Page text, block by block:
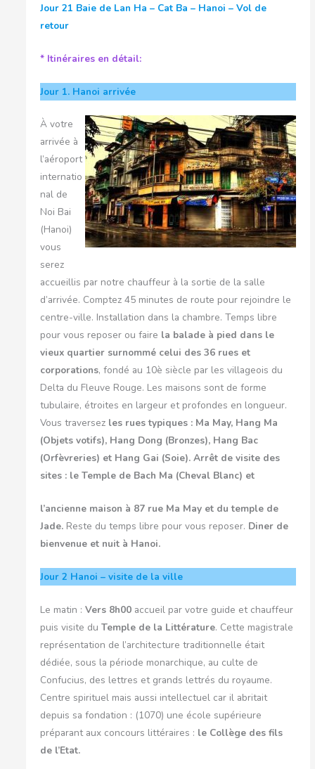
Jour 21 Baie de Lan Ha – Cat Ba – Hanoi – Vol de
retour
* Itinéraires en détail:
Jour 1. Hanoi arrivée
À votre
arrivée à
l’aéroport
internatio
nal de
Noi Bai
(Hanoi)
vous
serez
accueillis par notre chauffeur à la sortie de la salle
d’arrivée. Comptez 45 minutes de route pour rejoindre le
centre-ville. Installation dans la chambre. Temps libre
pour vous reposer ou faire la balade à pied dans le
vieux quartier surnommé celui des 36 rues et
corporations, fondé au 10è siècle par les villageois du
Delta du Fleuve Rouge. Les maisons sont de forme
tubulaire, étroites en largeur et profondes en longueur.
Vous traversez les rues typiques : Ma May, Hang Ma
(Objets votifs), Hang Dong (Bronzes), Hang Bac
(Orfèvreries) et Hang Gai (Soie). Arrêt de visite des
sites : le Temple de Bach Ma (Cheval Blanc) et
l’ancienne maison à 87 rue Ma May et du temple de
Jade. Reste du temps libre pour vous reposer. Diner de
bienvenue et nuit à Hanoi.
Jour 2 Hanoi – visite de la ville
Le matin : Vers 8h00 accueil par votre guide et chauffeur
puis visite du Temple de la Littérature. Cette magistrale
représentation de l’architecture traditionnelle était
dédiée, sous la période monarchique, au culte de
Confucius, des lettres et grands lettrés du royaume.
Centre spirituel mais aussi intellectuel car il abritait
depuis sa fondation : (1070) une école supérieure
préparant aux concours littéraires : le Collège des fils
de l’Etat.